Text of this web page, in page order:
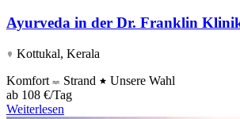
Ayurveda in der Dr. Franklin
Kottukal, Kerala
Komfort
Strand
Unsere Wahl
ab 108 €/Tag
Weiterlesen